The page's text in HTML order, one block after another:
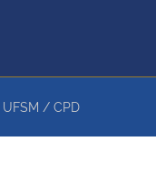
UFSM / CPD